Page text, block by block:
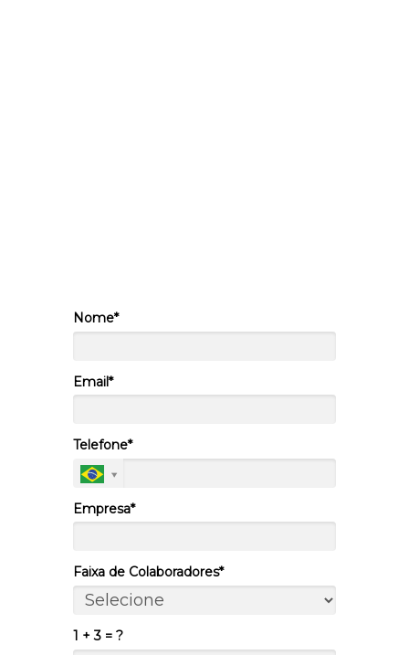
Nome*
Email*
Telefone*
Empresa*
Faixa de Colaboradores*
1 + 3 = ?